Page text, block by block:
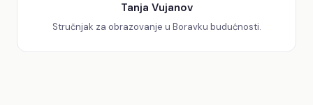
Tanja Vujanov
Stručnjak za obrazovanje u Boravku budućnosti.